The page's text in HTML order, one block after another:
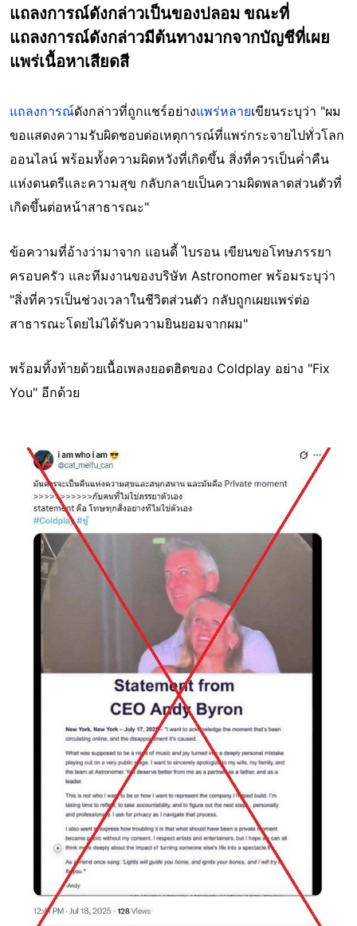
แถลงการณ์ดังกล่าวเป็นของปลอม ขณะที่
แถลงการณ์ดังกล่าวมีต้นทางมากจากบัญชีที่เผย
แพร่เนื้อหาเสียดสี
แถลงการณ์ดังกล่าวที่ถูกแชร์อย่างแพร่หลายเขียนระบุว่า "ผม
ขอแสดงความรับผิดชอบต่อเหตุการณ์ที่แพร่กระจายไปทั่วโลก
ออนไลน์ พร้อมทั้งความผิดหวังที่เกิดขึ้น สิ่งที่ควรเป็นค่ำคืน
แห่งดนตรีและความสุข กลับกลายเป็นความผิดพลาดส่วนตัวที่
เกิดขึ้นต่อหน้าสาธารณะ"
ข้อความที่อ้างว่ามาจาก แอนดี้ ไบรอน เขียนขอโทษภรรยา
ครอบครัว และทีมงานของบริษัท Astronomer พร้อมระบุว่า
"สิ่งที่ควรเป็นช่วงเวลาในชีวิตส่วนตัว กลับถูกเผยแพร่ต่อ
สาธารณะโดยไม่ได้รับความยินยอมจากผม"
พร้อมทิ้งท้ายด้วยเนื้อเพลงยอดฮิตของ Coldplay อย่าง "Fix
You" อีกด้วย
Image